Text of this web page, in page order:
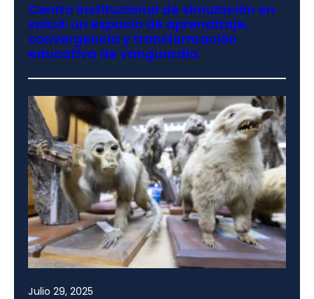
Centro institucional de simulación en
salud: un espacio de aprendizaje,
convergencia y transformación
educativa de vanguardia
Julio 29, 2025